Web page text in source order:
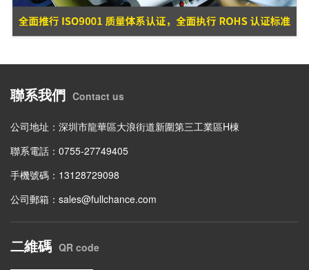
聯系我們 Contact us
公司地址：深圳市龍華區大浪街道新圍第三工業區H棟
聯系電話：0755-27749405
手機號碼：13128729098
公司郵箱：sales@fullchance.com
二維碼 QR code